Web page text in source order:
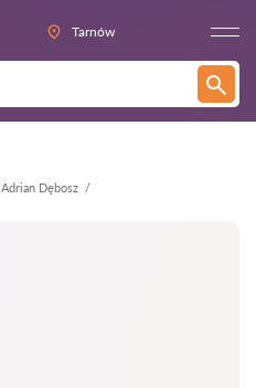
Tarnów
Adrian Dębosz